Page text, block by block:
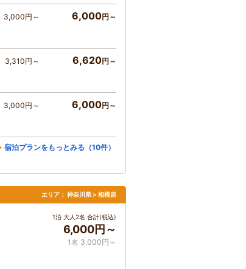
3,000円～ 6,000円～
3,310円～ 6,620円～
3,000円～ 6,000円～
宿泊プランをもっとみる（10件）
エリア： 神奈川県 > 相模原
1泊 大人2名 合計(税込)
6,000円～
1名 3,000円～